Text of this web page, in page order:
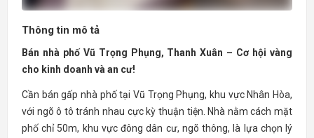
Thông tin mô tả
Bán nhà phố Vũ Trọng Phụng, Thanh Xuân – Cơ hội vàng
cho kinh doanh và an cư!
Cần bán gấp nhà phố tại Vũ Trọng Phụng, khu vực Nhân Hòa,
với ngõ ô tô tránh nhau cực kỳ thuận tiện. Nhà nằm cách mặt
phố chỉ 50m, khu vực đông dân cư, ngõ thông, là lựa chọn lý